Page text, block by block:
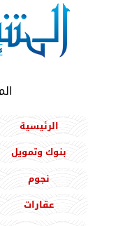
الرئيسية
بنوك وتمويل
نجوم
عقارات